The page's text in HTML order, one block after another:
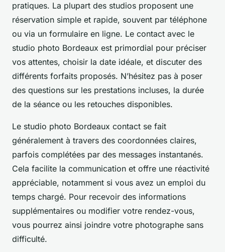
pratiques. La plupart des studios proposent une
réservation simple et rapide, souvent par téléphone
ou via un formulaire en ligne. Le contact avec le
studio photo Bordeaux est primordial pour préciser
vos attentes, choisir la date idéale, et discuter des
différents forfaits proposés. N’hésitez pas à poser
des questions sur les prestations incluses, la durée
de la séance ou les retouches disponibles.
Le studio photo Bordeaux contact se fait
généralement à travers des coordonnées claires,
parfois complétées par des messages instantanés.
Cela facilite la communication et offre une réactivité
appréciable, notamment si vous avez un emploi du
temps chargé. Pour recevoir des informations
supplémentaires ou modifier votre rendez-vous,
vous pourrez ainsi joindre votre photographe sans
difficulté.